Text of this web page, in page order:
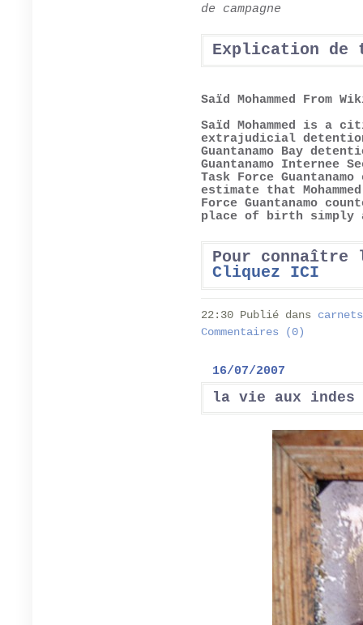
de campagne
Explication de
Saïd Mohammed From
Saïd Mohammed is a
extrajudicial
Guantanamo Bay
Guantanamo Internee
Task Force
estimate that
Force Guantanamo
place of birth simply
Pour connaître
Cliquez ICI
22:30 Publié dans
Commentaires (0)
16/07/2007
la vie aux indes